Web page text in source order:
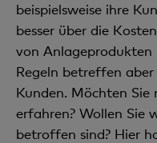
beispielsweise ihre
besser über die
von Anlageprodukten
Regeln betreffen
Kunden. Möchten Sie
erfahren? Wollen Sie
betroffen sind? Hier